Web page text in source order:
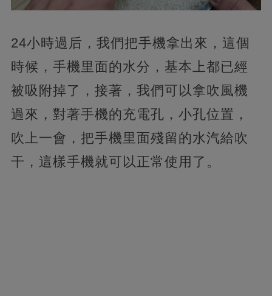
24小時過后，我們把手機拿出來，這個
時候，手機里面的水分，基本上都已經
被吸附掉了，接著，我們可以拿吹風機
過來，對著手機的充電孔，小孔位置，
吹上一會，把手機里面殘留的水汽給吹
干，這樣手機就可以正常使用了。